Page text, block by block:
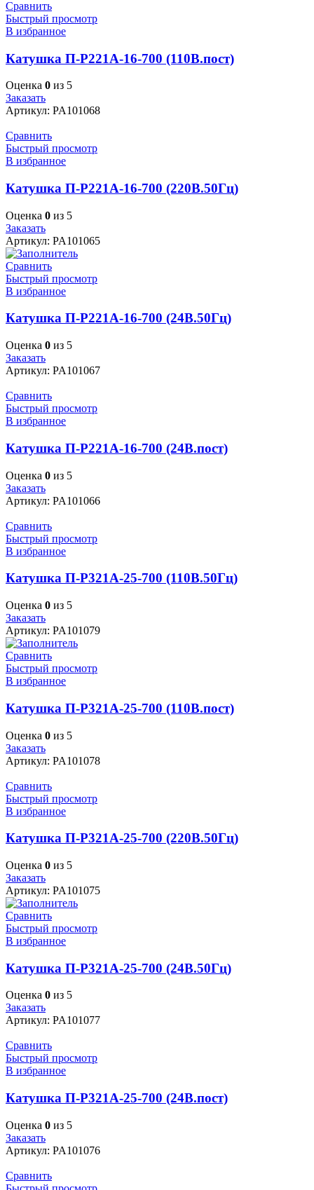
Сравнить
Быстрый просмотр
В избранное
Катушка П-Р221А-16-700 (110В.пост)
Оценка 0 из 5
Заказать
Артикул: PA101068
Сравнить
Быстрый просмотр
В избранное
Катушка П-Р221А-16-700 (220В.50Гц)
Оценка 0 из 5
Заказать
Артикул: PA101065
Сравнить
Быстрый просмотр
В избранное
Катушка П-Р221А-16-700 (24В.50Гц)
Оценка 0 из 5
Заказать
Артикул: PA101067
Сравнить
Быстрый просмотр
В избранное
Катушка П-Р221А-16-700 (24В.пост)
Оценка 0 из 5
Заказать
Артикул: PA101066
Сравнить
Быстрый просмотр
В избранное
Катушка П-Р321А-25-700 (110В.50Гц)
Оценка 0 из 5
Заказать
Артикул: PA101079
Сравнить
Быстрый просмотр
В избранное
Катушка П-Р321А-25-700 (110В.пост)
Оценка 0 из 5
Заказать
Артикул: PA101078
Сравнить
Быстрый просмотр
В избранное
Катушка П-Р321А-25-700 (220В.50Гц)
Оценка 0 из 5
Заказать
Артикул: PA101075
Сравнить
Быстрый просмотр
В избранное
Катушка П-Р321А-25-700 (24В.50Гц)
Оценка 0 из 5
Заказать
Артикул: PA101077
Сравнить
Быстрый просмотр
В избранное
Катушка П-Р321А-25-700 (24В.пост)
Оценка 0 из 5
Заказать
Артикул: PA101076
Сравнить